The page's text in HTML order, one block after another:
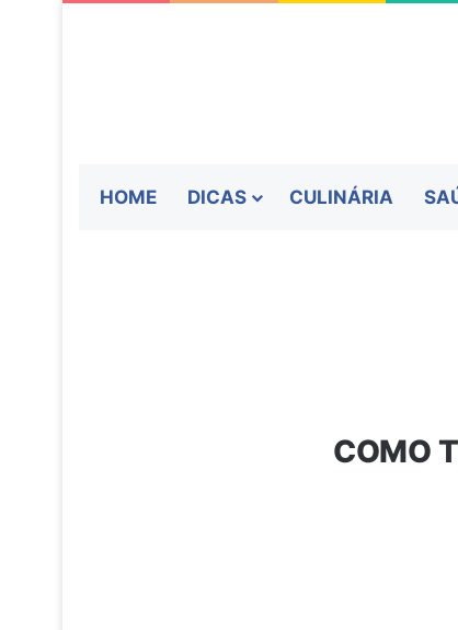
HOME DICAS CULINÁRIA
COMO